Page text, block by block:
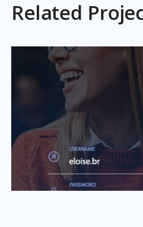
Related